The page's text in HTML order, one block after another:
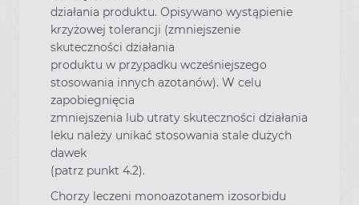
działania produktu. Opisywano wystąpienie
krzyżowej tolerancji (zmniejszenie
skuteczności działania
produktu w przypadku wcześniejszego
stosowania innych azotanów). W celu
zapobiegnięcia
zmniejszenia lub utraty skuteczności działania
leku należy unikać stosowania stale dużych
dawek
(patrz punkt 4.2).
Chorzy leczeni monoazotanem izosorbidu